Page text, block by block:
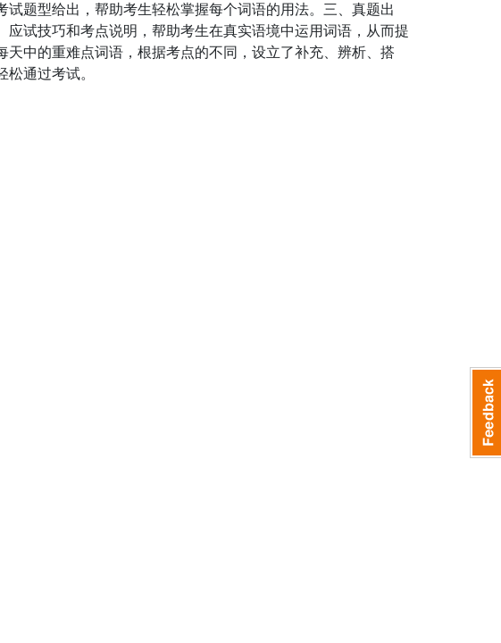
题型给出，帮助考生轻松掌握每个词语的用法。三、真题出
试技巧和考点说明，帮助考生在真实语境中运用词语，从而提
中的重难点词语，根据考点的不同，设立了补充、辨析、搭
通过考试。